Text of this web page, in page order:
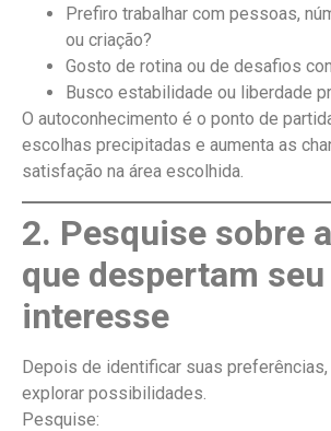
Prefiro trabalhar com pessoas,
ou criação?
Gosto de rotina ou de desafios
Busco estabilidade ou liberdade
O autoconhecimento é o ponto de
escolhas precipitadas e aumenta as
satisfação na área escolhida.
2. Pesquise sobre
que despertam seu
interesse
Depois de identificar suas preferências,
explorar possibilidades.
Pesquise: